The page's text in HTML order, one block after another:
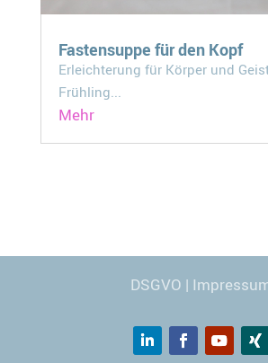
Fastensuppe für den Kopf
Erleichterung für Körper und
Frühling...
Mehr
DSGVO |